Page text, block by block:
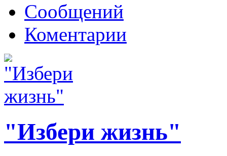
Сообщений
Коментарии
"Избери жизнь"